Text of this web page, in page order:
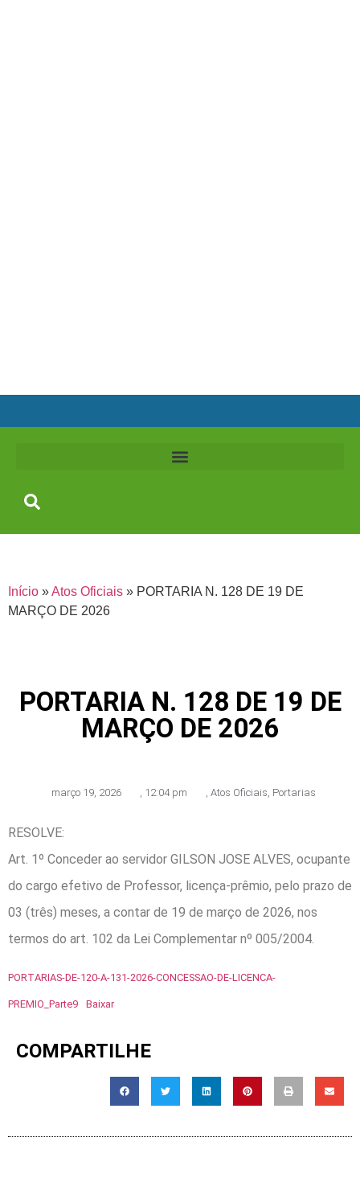
Início »Atos Oficiais » PORTARIA N. 128 DE 19 DE
MARÇO DE 2026
PORTARIA N. 128 DE 19 DE
MARÇO DE 2026
março 19, 2026 , 12:04 pm , Atos Oficiais, Portarias
RESOLVE:
Art. 1º Conceder ao servidor GILSON JOSE ALVES, ocupante
do cargo efetivo de Professor, licença-prêmio, pelo prazo de
03 (três) meses, a contar de 19 de março de 2026, nos
termos do art. 102 da Lei Complementar nº 005/2004.
PORTARIAS-DE-120-A-131-2026-CONCESSAO-DE-LICENCA-
PREMIO_Parte9 Baixar
COMPARTILHE